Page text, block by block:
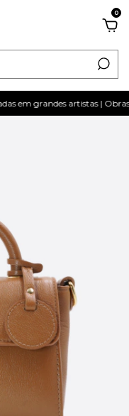
0
em grandes artistas | Obras